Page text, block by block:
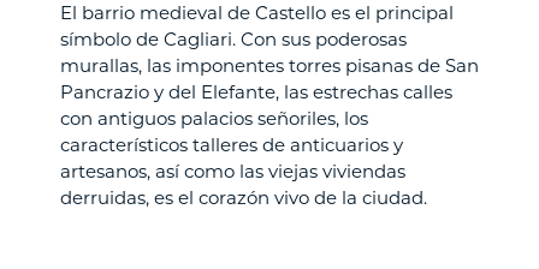
El barrio medieval de Castello es el principal
símbolo de Cagliari. Con sus poderosas
murallas, las imponentes torres pisanas de San
Pancrazio y del Elefante, las estrechas calles
con antiguos palacios señoriles, los
característicos talleres de anticuarios y
artesanos, así como las viejas viviendas
derruidas, es el corazón vivo de la ciudad.